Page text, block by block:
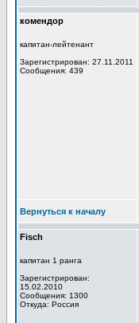
комендор
капитан-лейтенант
Зарегистрирован: 27.11.2011
Сообщения: 439
Вернуться к началу
Fisch
капитан 1 ранга
Зарегистрирован:
15.02.2010
Сообщения: 1300
Откуда: Россия